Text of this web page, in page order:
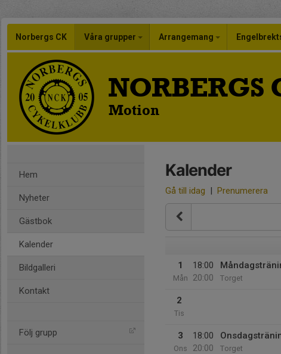
Norbergs CK Våra grupper Arrangemang
NORBERGS
Motion
Hem
Nyheter
Gästbok
Kalender
Bildgalleri
Kontakt
Följ grupp
Kalender
Gå till idag | Prenumerera
1
Mån
18:00
20:00
Torget
2
Tis
3
Ons
18:00
20:00
Torget